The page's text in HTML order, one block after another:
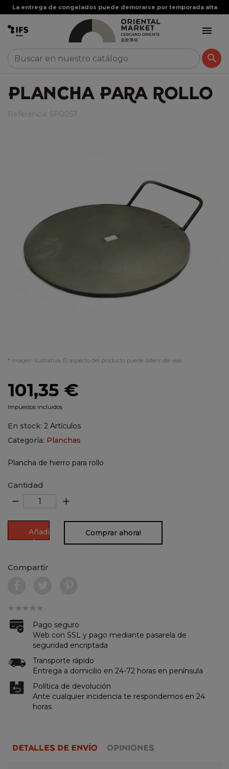
La entrega de congelados puede demorarse por temporada alta


PLANCHA PARA ROLLO
Referencia: 5P0057
* Imagen ilustrativa. El aspecto del producto puede diferir del real.
101,35 €
Impuestos incluidos
En stock: 2 Artículos
Categoría: Planchas
Plancha de hierro para rollo
Cantidad
remove add
Añadir
al
Comprar ahora!
Compartir
Pago seguro
Web con SSL y pago mediante pasarela de
seguridad encriptada
Transporte rápido
Entrega a domicilio en 24-72 horas en península
Política de devolución
Ante cualquier incidencia te respondemos en 24
horas
DETALLES DE ENVÍO OPINIONES